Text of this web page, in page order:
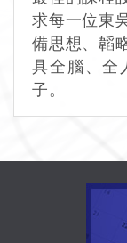
求每一位東
備思想、韜
具全腦、全
子。